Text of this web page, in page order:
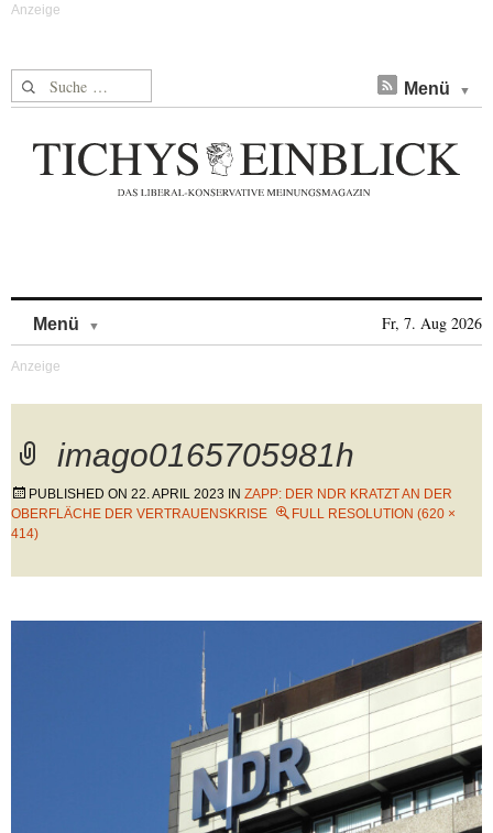
Suche nach: Menü
Menü Fr, 7. Aug 2026
imago0165705981h
PUBLISHED ON 22. APRIL 2023 IN ZAPP: DER NDR KRATZT AN DER
OBERFLÄCHE DER VERTRAUENSKRISE
FULL RESOLUTION (620 ×
414)